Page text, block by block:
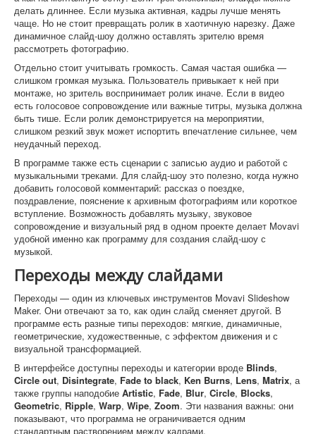
делать длиннее. Если музыка активная, кадры лучше менять
чаще. Но не стоит превращать ролик в хаотичную нарезку. Даже
динамичное слайд-шоу должно оставлять зрителю время
рассмотреть фотографию.
Отдельно стоит учитывать громкость. Самая частая ошибка —
слишком громкая музыка. Пользователь привыкает к ней при
монтаже, но зритель воспринимает ролик иначе. Если в видео
есть голосовое сопровождение или важные титры, музыка должна
быть тише. Если ролик демонстрируется на мероприятии,
слишком резкий звук может испортить впечатление сильнее, чем
неудачный переход.
В программе также есть сценарии с записью аудио и работой с
музыкальными треками. Для слайд-шоу это полезно, когда нужно
добавить голосовой комментарий: рассказ о поездке,
поздравление, пояснение к архивным фотографиям или короткое
вступление. Возможность добавлять музыку, звуковое
сопровождение и визуальный ряд в одном проекте делает Movavi
удобной именно как программу для создания слайд-шоу с
музыкой.
Переходы между слайдами
Переходы — один из ключевых инструментов Movavi Slideshow
Maker. Они отвечают за то, как один слайд сменяет другой. В
программе есть разные типы переходов: мягкие, динамичные,
геометрические, художественные, с эффектом движения и с
визуальной трансформацией.
В интерфейсе доступны переходы и категории вроде Blinds,
Circle out, Disintegrate, Fade to black, Ken Burns, Lens, Matrix, а
также группы наподобие Artistic, Fade, Blur, Circle, Blocks,
Geometric, Ripple, Warp, Wipe, Zoom. Эти названия важны: они
показывают, что программа не ограничивается одним
стандартным растворением между кадрами.